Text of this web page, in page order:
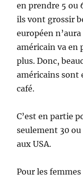
en prendre 5 ou
ils vont grossir
européen
américain va en
plus. Donc,
américains sont
café.
C’est en partie
seulement 30
aux USA.
Pour les